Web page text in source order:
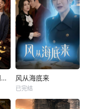
寿宴掀桌，隐忍四年我封神 风从海底来
已完结